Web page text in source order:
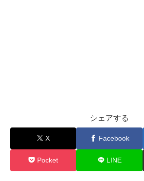
シェアする
X Facebook
Pocket LINE